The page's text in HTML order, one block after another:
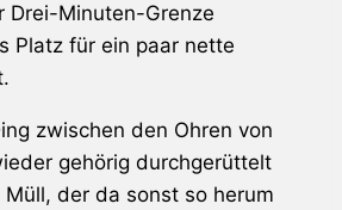
Drei-Minuten-Grenze
Platz für ein paar nette
zwischen den Ohren von
gehörig durchgerüttelt
der da sonst so herum